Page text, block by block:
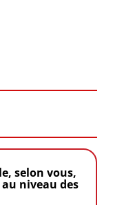
selon vous,
niveau des